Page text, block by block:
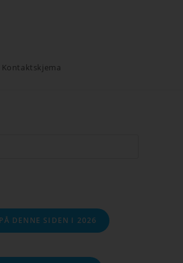
Kontaktskjema
DENNE SIDEN I 2026